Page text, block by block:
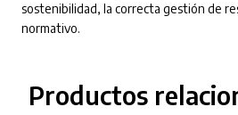
sostenibilidad, la correcta gestión de
normativo.
Productos